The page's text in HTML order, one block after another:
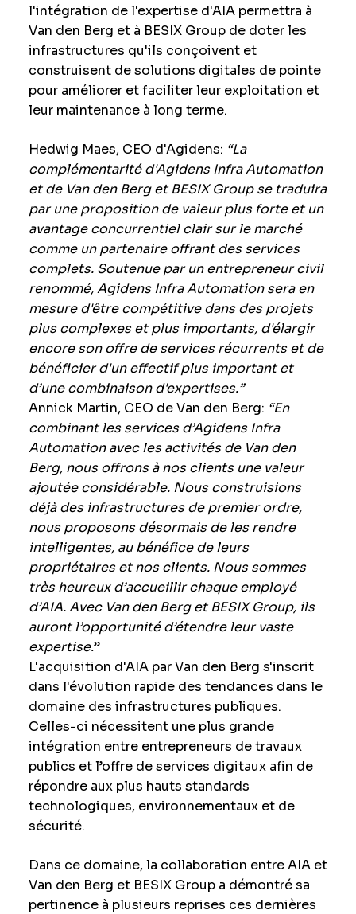
l'intégration de l'expertise d'AIA permettra à
Van den Berg et à BESIX Group de doter les
infrastructures qu'ils conçoivent et
construisent de solutions digitales de pointe
pour améliorer et faciliter leur exploitation et
leur maintenance à long terme.
Hedwig Maes, CEO d'Agidens: “La
complémentarité d'Agidens Infra Automation
et de Van den Berg et BESIX Group se traduira
par une proposition de valeur plus forte et un
avantage concurrentiel clair sur le marché
comme un partenaire offrant des services
complets. Soutenue par un entrepreneur civil
renommé, Agidens Infra Automation sera en
mesure d'être compétitive dans des projets
plus complexes et plus importants, d'élargir
encore son offre de services récurrents et de
bénéficier d'un effectif plus important et
d’une combinaison d'expertises.”
Annick Martin, CEO de Van den Berg: “En
combinant les services d’Agidens Infra
Automation avec les activités de Van den
Berg, nous offrons à nos clients une valeur
ajoutée considérable. Nous construisions
déjà des infrastructures de premier ordre,
nous proposons désormais de les rendre
intelligentes, au bénéfice de leurs
propriétaires et nos clients. Nous sommes
très heureux d’accueillir chaque employé
d’AIA. Avec Van den Berg et BESIX Group, ils
auront l’opportunité d’étendre leur vaste
expertise.”
L'acquisition d'AIA par Van den Berg s'inscrit
dans l'évolution rapide des tendances dans le
domaine des infrastructures publiques.
Celles-ci nécessitent une plus grande
intégration entre entrepreneurs de travaux
publics et l’offre de services digitaux afin de
répondre aux plus hauts standards
technologiques, environnementaux et de
sécurité.
Dans ce domaine, la collaboration entre AIA et
Van den Berg et BESIX Group a démontré sa
pertinence à plusieurs reprises ces dernières